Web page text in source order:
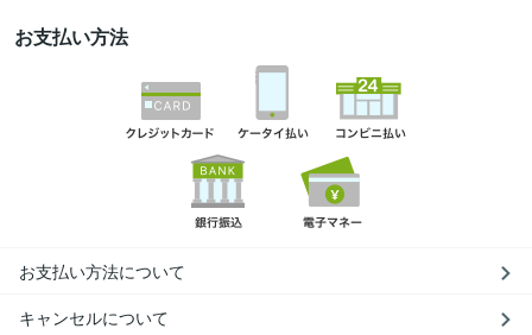
お支払い方法
お支払い方法について
キャンセルについて